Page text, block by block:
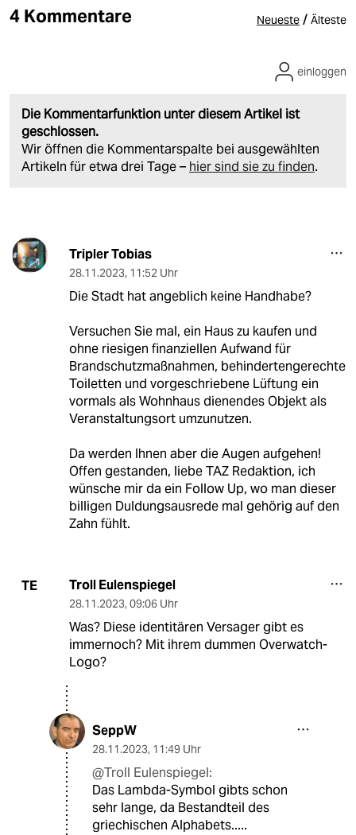
4 Kommentare Neueste / Älteste
Die Kommentarfunktion unter diesem Artikel ist
geschlossen.
Wir öffnen die Kommentarspalte bei ausgewählten
Artikeln für etwa drei Tage – hier sind sie zu finden.
einloggen
Tripler Tobias
28.11.2023, 11:52 Uhr
Die Stadt hat angeblich keine Handhabe?
Versuchen Sie mal, ein Haus zu kaufen und
ohne riesigen finanziellen Aufwand für
Brandschutzmaßnahmen, behindertengerechte
Toiletten und vorgeschriebene Lüftung ein
vormals als Wohnhaus dienendes Objekt als
Veranstaltungsort umzunutzen.
Da werden Ihnen aber die Augen aufgehen!
Offen gestanden, liebe TAZ Redaktion, ich
wünsche mir da ein Follow Up, wo man dieser
billigen Duldungsausrede mal gehörig auf den
Zahn fühlt.
TE Troll Eulenspiegel
28.11.2023, 09:06 Uhr
Was? Diese identitären Versager gibt es
immernoch? Mit ihrem dummen Overwatch-
Logo?
SeppW
28.11.2023, 11:49 Uhr
@Troll Eulenspiegel:
Das Lambda-Symbol gibts schon
sehr lange, da Bestandteil des
griechischen Alphabets.....